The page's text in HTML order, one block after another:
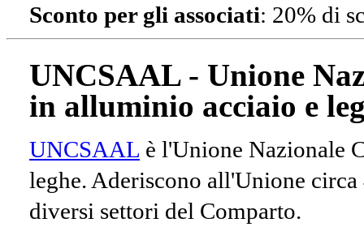
Sconto per gli associati: 20% di
UNCSAAL - Unione
in alluminio acciaio e
UNCSAAL è l'Unione Nazionale
leghe. Aderiscono all'Unione
diversi settori del Comparto.